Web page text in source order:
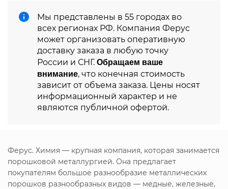
Мы представлены в 55 городах во
всех регионах РФ. Компания Ферус
может организовать оперативную
доставку заказа в любую точку
России и СНГ. Обращаем ваше
внимание, что конечная стоимость
зависит от объема заказа. Цены носят
информационный характер и не
являются публичной офертой.
Ферус. Химия — крупная компания, которая занимается
порошковой металлургией. Она предлагает
покупателям большое разнообразие металлических
порошков разнообразных видов — медные, железные,